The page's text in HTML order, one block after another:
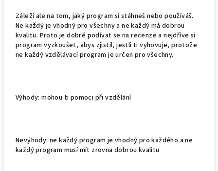
Záleží ale na tom, jaký program si stáhneš nebo používáš.
Ne každý je vhodný pro všechny a ne každý má dobrou
kvalitu. Proto je dobré podívat se na recenze a nejdříve si
program vyzkoušet, abys zjistil, jestli ti vyhovuje, protože
ne každý vzdělávací program je určen pro všechny.
Výhody: mohou ti pomoci při vzdělání
Nevýhody:ne každý program je vhodný pro každého a ne
každý program musí mít zrovna dobrou kvalitu